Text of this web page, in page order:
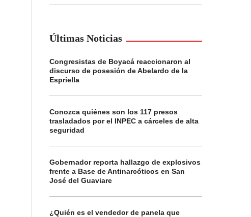
Últimas Noticias
Congresistas de Boyacá reaccionaron al
discurso de posesión de Abelardo de la
Espriella
Conozca quiénes son los 117 presos
trasladados por el INPEC a cárceles de alta
seguridad
Gobernador reporta hallazgo de explosivos
frente a Base de Antinarcóticos en San
José del Guaviare
¿Quién es el vendedor de panela que